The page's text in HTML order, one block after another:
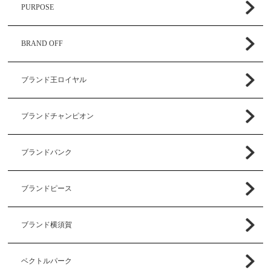
PURPOSE
BRAND OFF
ブランド王ロイヤル
ブランドチャンピオン
ブランドバンク
ブランドピース
ブランド横須賀
ベクトルパーク